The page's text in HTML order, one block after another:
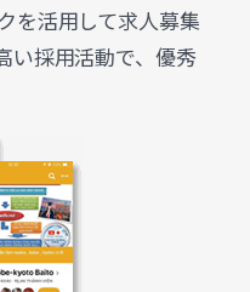
を活用して求人募集
い採用活動で、優秀